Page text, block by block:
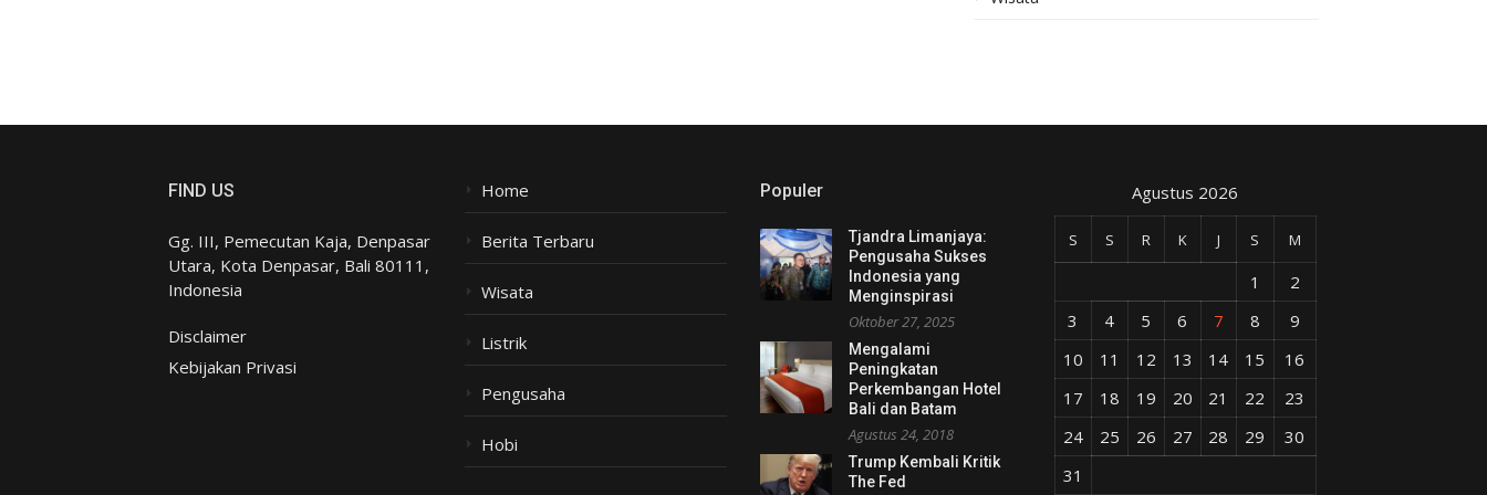
FIND US
Gg. III, Pemecutan Kaja, Denpasar
Utara, Kota Denpasar, Bali 80111,
Indonesia
Disclaimer
Kebijakan Privasi
Home
Berita Terbaru
Wisata
Listrik
Pengusaha
Hobi
Populer
Tjandra Limanjaya:
Pengusaha Sukses
Indonesia yang
Menginspirasi
Oktober 27, 2025
Mengalami
Peningkatan
Perkembangan Hotel
Bali dan Batam
Agustus 24, 2018
Trump Kembali Kritik
The Fed
Agustus 2026
S S R K J S M
1
2
3
4 5 6 7 8
9
10
11 12 13 14 15
16
17
18 19 20 21 22
23
24
25 26 27 28 29
30
31